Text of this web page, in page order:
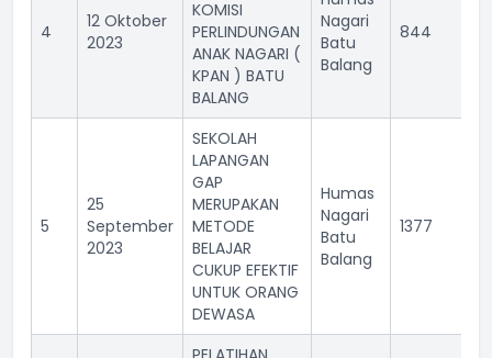
4
12 Oktober
2023
KOMISI
PERLINDUNGAN
ANAK NAGARI (
KPAN ) BATU
BALANG
Nagari
Batu
Balang
844
5
25
September
2023
SEKOLAH
LAPANGAN
GAP
MERUPAKAN
METODE
BELAJAR
CUKUP EFEKTIF
UNTUK ORANG
DEWASA
Humas
Nagari
Batu
Balang
1377